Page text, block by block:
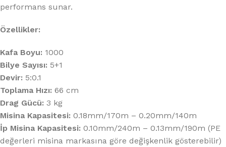
performans sunar.
Özellikler:
Kafa Boyu: 1000
Bilye Sayısı: 5+1
Devir: 5:0.1
Toplama Hızı: 66 cm
Drag Gücü: 3 kg
Misina Kapasitesi: 0.18mm/170m – 0.20mm/140m
İp Misina Kapasitesi: 0.10mm/240m – 0.13mm/190m (PE
değerleri misina markasına göre değişkenlik gösterebilir)